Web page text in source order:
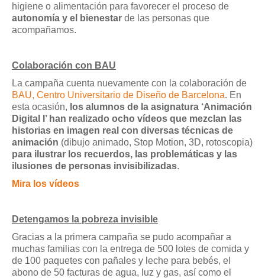
higiene o alimentación para favorecer el proceso de
autonomía y el bienestar de las personas que
acompañamos.
Colaboración con BAU
La campaña cuenta nuevamente con la colaboración de
BAU, Centro Universitario de Diseño de Barcelona. En
esta ocasión, los alumnos de la asignatura ‘Animación
Digital I’ han realizado ocho vídeos que mezclan las
historias en imagen real con diversas técnicas de
animación (dibujo animado, Stop Motion, 3D, rotoscopia)
para ilustrar los recuerdos, las problemáticas y las
ilusiones de personas invisibilizadas.
Mira los vídeos
Detengamos la pobreza invisible
Gracias a la primera campaña se pudo acompañar a
muchas familias con la entrega de 500 lotes de comida y
de 100 paquetes con pañales y leche para bebés, el
abono de 50 facturas de agua, luz y gas, así como el